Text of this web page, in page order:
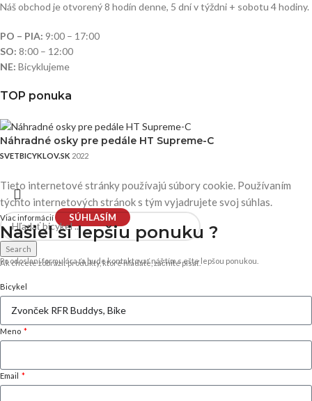
Náš obchod je otvorený 8 hodín denne, 5 dní v týždni + sobotu 4 hodiny.
PO – PIA: 9:00 – 17:00
SO: 8:00 – 12:00
NE: Bicyklujeme
TOP ponuka
Náhradné osky pre pedále HT Supreme-C
SVETBICYKLOV.SK 2022
Search
Ak chcete zobraziť produkty, ktoré hľadáte, začnite písať.
Tieto internetové stránky používajú súbory cookie. Používaním
týchto internetových stránok s tým vyjadrujete svoj súhlas.
Viac informácií SÚHLASÍM
Našiel silepšiu ponuku ?
Po odoslaní formulára ťa bude kontaktovať náš tím s ešte lepšou ponukou.
Bicykel
Meno
Email